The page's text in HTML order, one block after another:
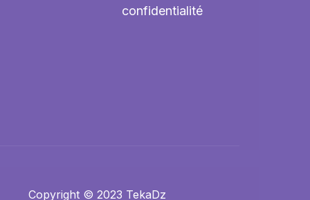
confidentialité
Copyright © 2023 TekaDz